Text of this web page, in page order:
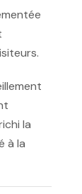
la
à la